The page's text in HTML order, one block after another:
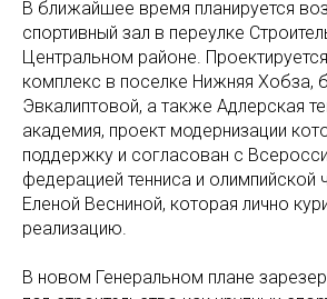
В ближайшее время планируется
спортивный зал в переулке
Центральном районе.
комплекс в поселке Нижняя Хобза,
Эвкалиптовой, а также Адлерская
академия, проект модернизации
поддержку и согласован с
федерацией тенниса и олимпийской
Еленой Весниной, которая лично
реализацию.
В новом Генеральном плане